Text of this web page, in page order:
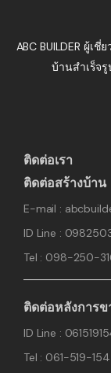
ABC BUILDER ผู้เ
บ้านสำเร็จ
ติดต่อเรา
ติดต่อสร้างบ้าน
E-mail :
ID Line :
Tel : 098-250-
ติดต่อหลังการข
ID Line :
Tel : 061-519-